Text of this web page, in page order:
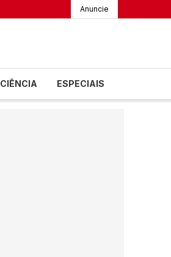
Anuncie
CIÊNCIA ESPECIAIS